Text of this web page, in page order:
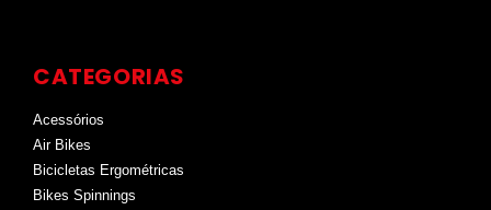
CATEGORIAS
Acessórios
Air Bikes
Bicicletas Ergométricas
Bikes Spinnings